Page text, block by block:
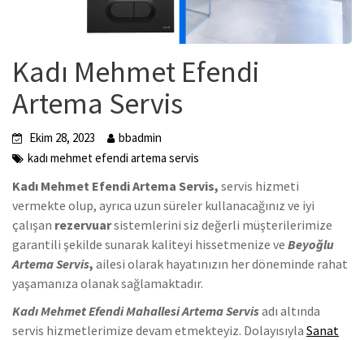
Kadı Mehmet Efendi
Artema Servis
Ekim 28, 2023
bbadmin
kadı mehmet efendi artema servis
Kadı Mehmet Efendi Artema Servis, servis hizmeti
vermekte olup, ayrıca uzun süreler kullanacağınız ve iyi
çalışan rezervuarsistemlerini siz değerli müşterilerimize
garantili şekilde sunarak kaliteyi hissetmenize ve Beyoğlu
Artema Servis, ailesi olarak hayatınızın her döneminde rahat
yaşamanıza olanak sağlamaktadır.
Kadı Mehmet Efendi Mahallesi Artema Servisadı altında
servis hizmetlerimize devam etmekteyiz. Dolayısıyla Sanat